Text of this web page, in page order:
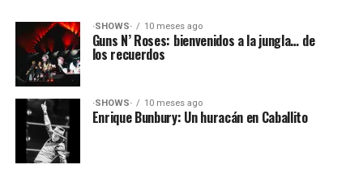
·SHOWS· 10 meses ago
Guns N’ Roses: bienvenidos a la jungla… de
los recuerdos
·SHOWS· 10 meses ago
Enrique Bunbury: Un huracán en Caballito